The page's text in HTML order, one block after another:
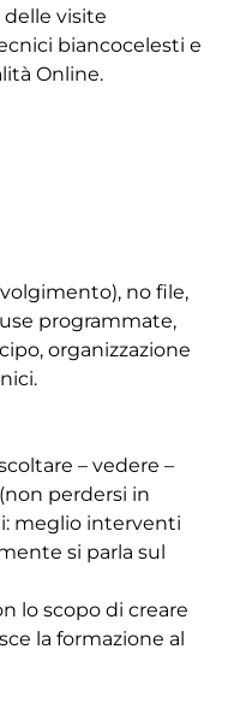
visite
biancocelesti e
Online.
no file,
programmate,
organizzazione
– vedere –
perdersi in
meglio interventi
si parla sul
lo scopo di creare
la formazione al